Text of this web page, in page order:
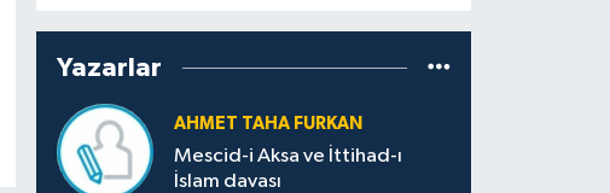
Yazarlar
AHMET TAHA FURKAN
Mescid-i Aksa ve İttihad-ı
İslam davası